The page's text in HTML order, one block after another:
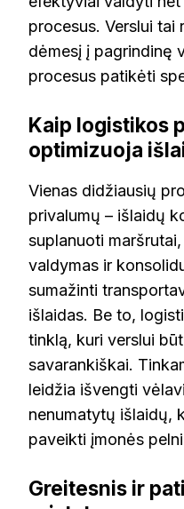
procesus. Verslui tai
dėmesį į pagrindinę
procesus patikėti
Kaip logistikos
optimizuoja
Vienas didžiausių
privalumų – išlaidų
suplanuoti
valdymas ir
sumažinti
išlaidas. Be to,
tinklą, kuri verslui
savarankiškai.
leidžia išvengti
nenumatytų išlaidų,
paveikti įmonės
Greitesnis ir